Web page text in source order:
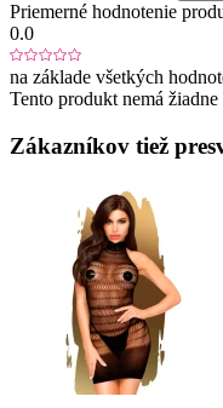
Priemerné hodnotenie
0.0
na základe všetkých
Tento produkt nemá
Zákazníkov tiež